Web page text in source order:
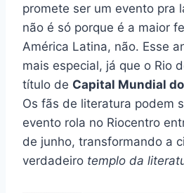
promete ser um evento pra
não é só porque é a maior
América Latina, não. Esse
mais especial, já que o Rio
título de Capital Mundial
Os fãs de literatura podem
evento rola no Riocentro
de junho, transformando a
verdadeiro templo da